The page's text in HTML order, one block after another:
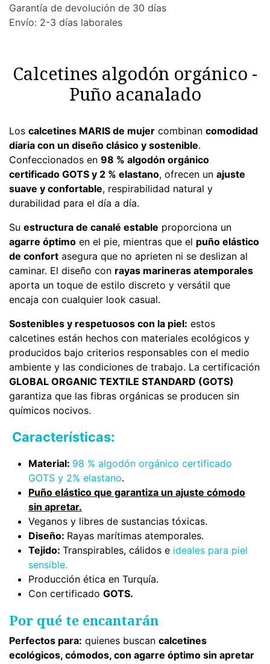
Garantía de devolución de 30 días
Envío: 2-3 días laborales
Calcetines algodón orgánico -
Puño acanalado
Los calcetines MARIS de mujer combinan comodidad
diaria con un diseño clásico y sostenible.
Confeccionados en 98 % algodón orgánico
certificado GOTS y 2 % elastano, ofrecen un ajuste
suave y confortable, respirabilidad natural y
durabilidad para el día a día.
Su estructura de canalé estable proporciona un
agarre óptimo en el pie, mientras que el puño elástico
de confort asegura que no aprieten ni se deslizan al
caminar. El diseño con rayas marineras atemporales
aporta un toque de estilo discreto y versátil que
encaja con cualquier look casual.
Sostenibles y respetuosos con la piel: estos
calcetines están hechos con materiales ecológicos y
producidos bajo criterios responsables con el medio
ambiente y las condiciones de trabajo. La certificación
GLOBAL ORGANIC TEXTILE STANDARD (GOTS)
garantiza que las fibras orgánicas se producen sin
químicos nocivos.
Características:
Material: 98 % algodón orgánico certificado
GOTS y 2% elastano.
Puño elástico que garantiza un ajuste cómodo
sin apretar.
Veganos y libres de sustancias tóxicas.
Diseño: Rayas marítimas atemporales.
Tejido: Transpirables, cálidos e ideales para piel
sensible.
Producción ética en Turquía.
Con certificado GOTS.
Por qué te encantarán
Perfectos para: quienes buscan calcetines
ecológicos, cómodos, con agarre óptimo sin apretar